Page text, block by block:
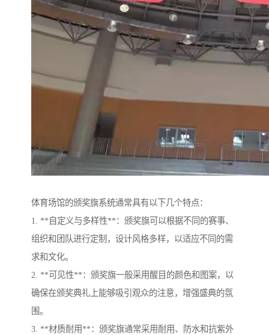
体育场馆的颁奖旗系统通常具有以下几个特点：
1. **自定义与多样性**：颁奖旗可以根据不同的赛事、
组织和团队进行定制，设计风格多样，以适应不同的需
求和文化。
2. **可见性**：颁奖旗一般采用醒目的颜色和图案，以
确保在颁奖典礼上能够吸引观众的注意，增强盛典的氛
围。
3. **材质耐用**：颁奖旗通常采用耐用、防水和抗紫外